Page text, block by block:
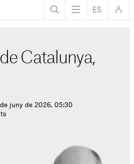
Catalunya,
juny de 2026. 05:30